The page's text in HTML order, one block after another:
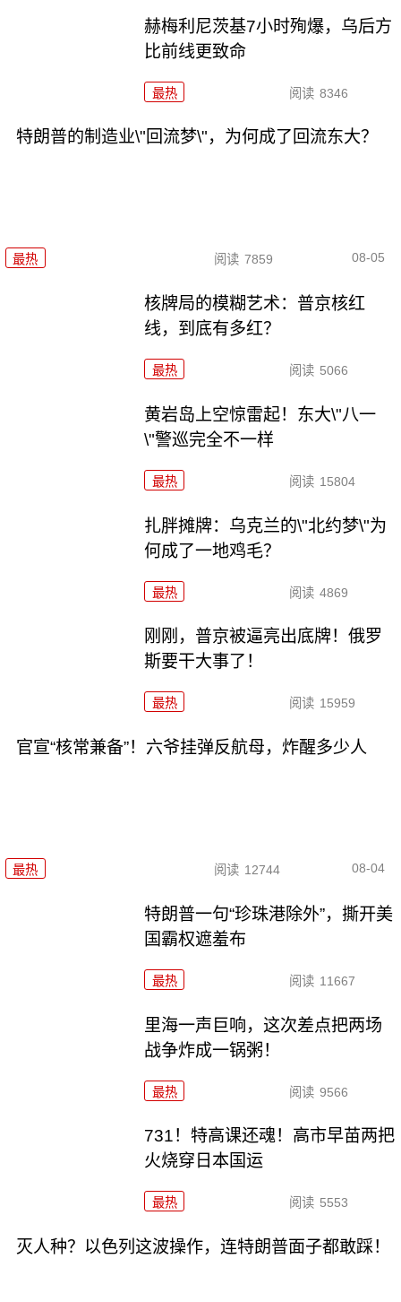
赫梅利尼茨基7小时殉爆，乌后方
比前线更致命
最热 阅读 8346
特朗普的制造业\"回流梦\"，为何成了回流东大？
最热 阅读 7859 08-05
核牌局的模糊艺术：普京核红
线，到底有多红？
最热 阅读 5066
黄岩岛上空惊雷起！东大\"八一
\"警巡完全不一样
最热 阅读 15804
扎胖摊牌：乌克兰的\"北约梦\"为
何成了一地鸡毛？
最热 阅读 4869
刚刚，普京被逼亮出底牌！俄罗
斯要干大事了！
最热 阅读 15959
官宣“核常兼备”！六爷挂弹反航母，炸醒多少人
最热 阅读 12744 08-04
特朗普一句“珍珠港除外”，撕开美
国霸权遮羞布
最热 阅读 11667
里海一声巨响，这次差点把两场
战争炸成一锅粥！
最热 阅读 9566
731！特高课还魂！高市早苗两把
火烧穿日本国运
最热 阅读 5553
灭人种？以色列这波操作，连特朗普面子都敢踩！